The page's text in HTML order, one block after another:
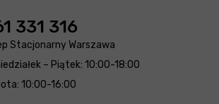
331 316
Stacjonarny Warszawa
– Piątek: 10:00-18:00
10:00-16:00